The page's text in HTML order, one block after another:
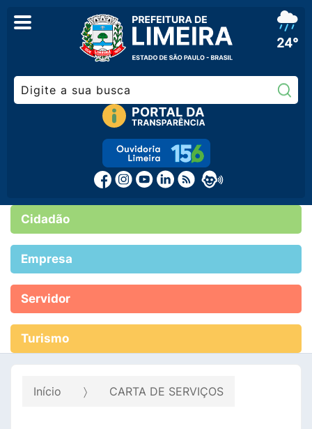
24°
Cidadão
Empresa
Servidor
Turismo
Início CARTA DE SERVIÇOS